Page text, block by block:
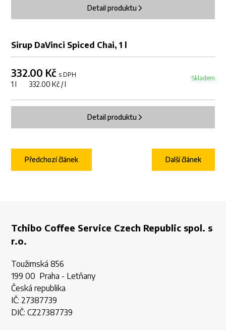
Detail produktu
Sirup DaVinci Spiced Chai, 1 l
332.00 Kč s DPH
1 l 332.00 Kč / l
Skladem
Detail produktu
Další článek
Předchozí článek
Tchibo Coffee Service Czech Republic spol. s
r.o.
Toužimská 856
199 00 Praha - Letňany
Česká republika
IČ: 27387739
DIČ: CZ27387739